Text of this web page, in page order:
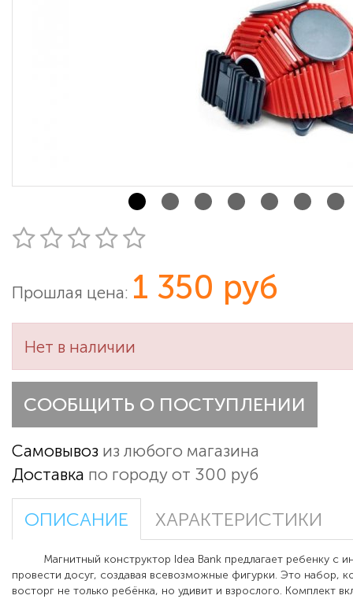
Прошлая цена: 1 350 руб
Нет в наличии
СООБЩИТЬ О ПОСТУПЛЕНИИ
Самовывоз из любого магазина
Доставка по городу от 300 руб
ОПИСАНИЕ ХАРАКТЕРИСТИКИ
Магнитный конструктор Idea Bank предлагает ребенку с
провести досуг, создавая всевозможные фигурки. Это набор,
восторг не только ребёнка, но удивит и взрослого. Комплект